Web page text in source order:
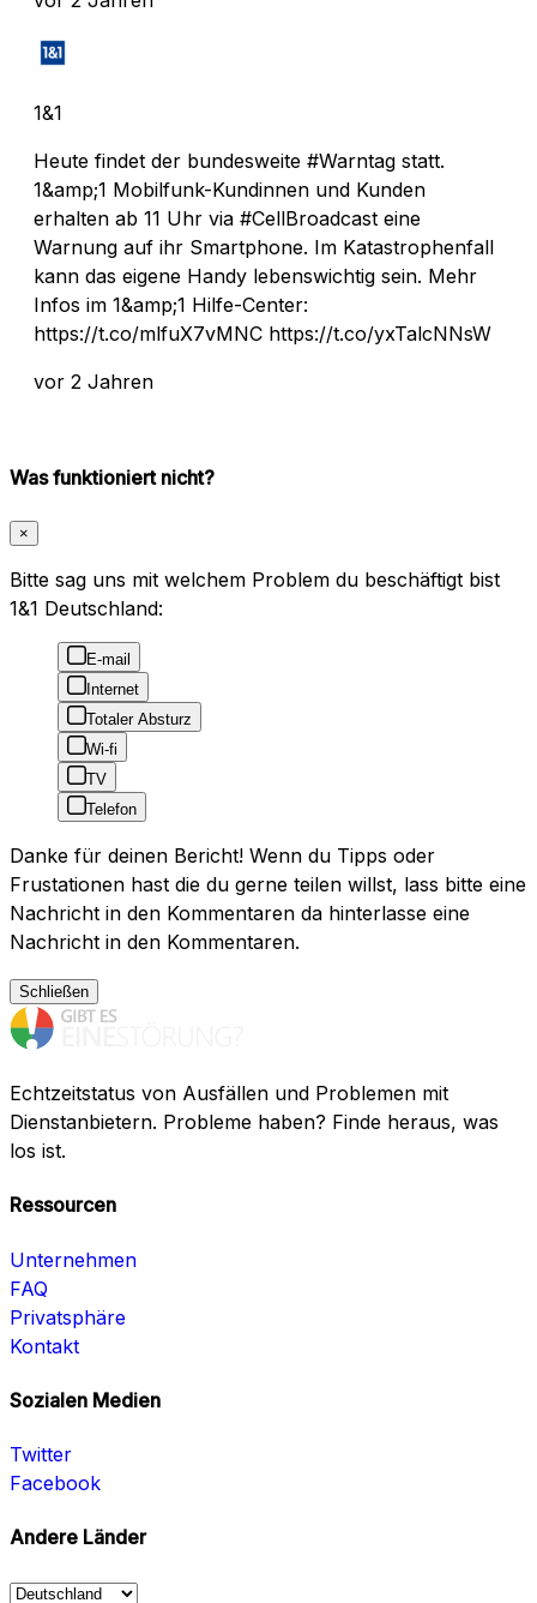
1&1
Heute findet der bundesweite #Warntag statt.
1&amp;1 Mobilfunk-Kundinnen und Kunden
erhalten ab 11 Uhr via #CellBroadcast eine
Warnung auf ihr Smartphone. Im Katastrophenfall
kann das eigene Handy lebenswichtig sein. Mehr
Infos im 1&amp;1 Hilfe-Center:
https://t.co/mlfuX7vMNC https://t.co/yxTalcNNsW
vor 2 Jahren
Was funktioniert nicht?
×
Bitte sag uns mit welchem Problem du beschäftigt bist
1&1 Deutschland:
E-mail
Internet
Totaler Absturz
Wi-fi
TV
Telefon
Danke für deinen Bericht! Wenn du Tipps oder
Frustationen hast die du gerne teilen willst, lass bitte eine
Nachricht in den Kommentaren da hinterlasse eine
Nachricht in den Kommentaren.
Schließen
Echtzeitstatus von Ausfällen und Problemen mit
Dienstanbietern. Probleme haben? Finde heraus, was
los ist.
Ressourcen
Unternehmen
FAQ
Privatsphäre
Kontakt
Sozialen Medien
Twitter
Facebook
Andere Länder